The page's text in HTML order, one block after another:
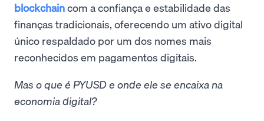
blockchaincom a confiança e estabilidade das
finanças tradicionais, oferecendo um ativo digital
único respaldado por um dos nomes mais
reconhecidos em pagamentos digitais.
Mas o que é PYUSD e onde ele se encaixa na
economia digital?